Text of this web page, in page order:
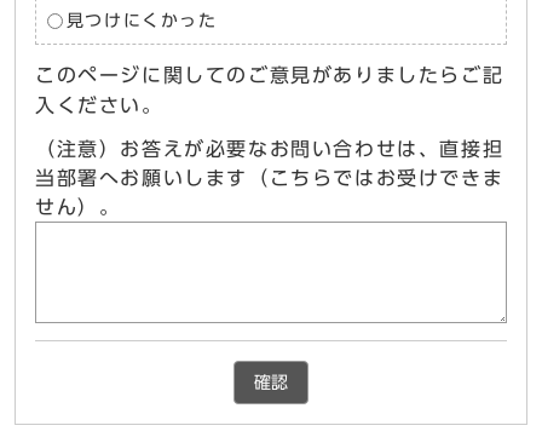
見つけにくかった
このページに関してのご意見がありましたらご記
入ください。
（注意）お答えが必要なお問い合わせは、直接担
当部署へお願いします（こちらではお受けできま
せん）。
確認